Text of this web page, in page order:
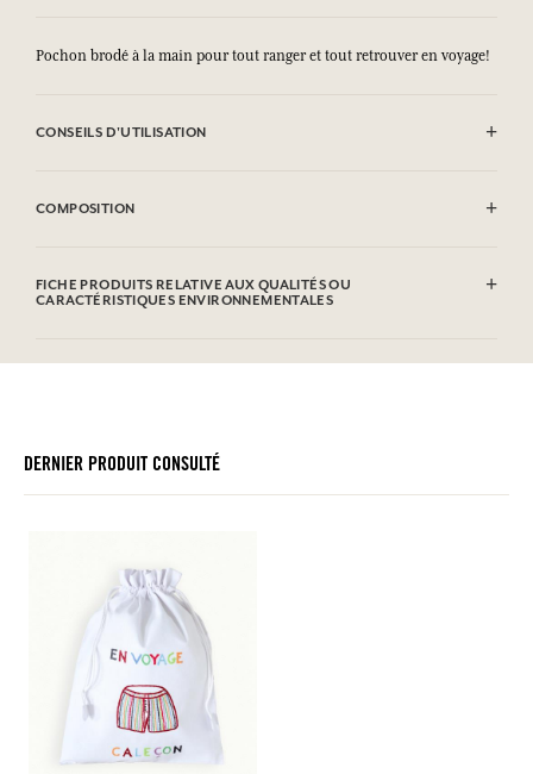
Pochon brodé à la main pour tout ranger et tout retrouver en voyage!
CONSEILS D'UTILISATION
COMPOSITION
FICHE PRODUITS RELATIVE AUX QUALITÉS OU
CARACTÉRISTIQUES ENVIRONNEMENTALES
DERNIER PRODUIT CONSULTÉ